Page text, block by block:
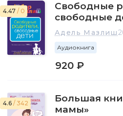
4.47 / 0
Свободные
свободные
Адель Мазлиш
Аудиокнига
920 ₽
4.6 / 342
Большая
мамы»